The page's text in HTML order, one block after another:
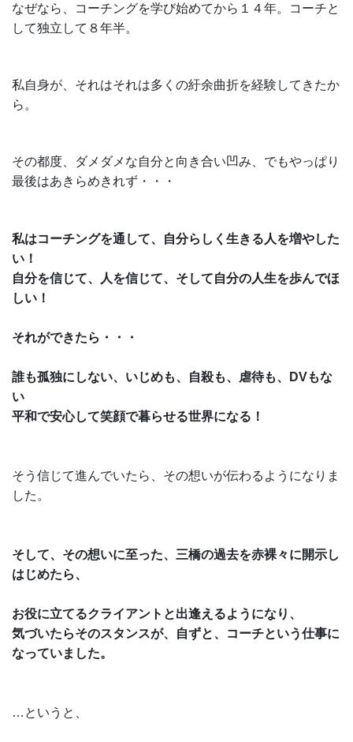
なぜなら、コーチングを学び始めてから１４年。コーチと
して独立して８年半。
私自身が、それはそれは多くの紆余曲折を経験してきたか
ら。
その都度、ダメダメな自分と向き合い凹み、でもやっぱり
最後はあきらめきれず・・・
私はコーチングを通して、自分らしく生きる人を増やした
い！
自分を信じて、人を信じて、そして自分の人生を歩んでほ
しい！
それができたら・・・
誰も孤独にしない、いじめも、自殺も、虐待も、DVもな
い
平和で安心して笑顔で暮らせる世界になる！
そう信じて進んでいたら、その想いが伝わるようになりま
した。
そして、その想いに至った、三橋の過去を赤裸々に開示し
はじめたら、
お役に立てるクライアントと出逢えるようになり、
気づいたらそのスタンスが、自ずと、コーチという仕事に
なっていました。
…というと、